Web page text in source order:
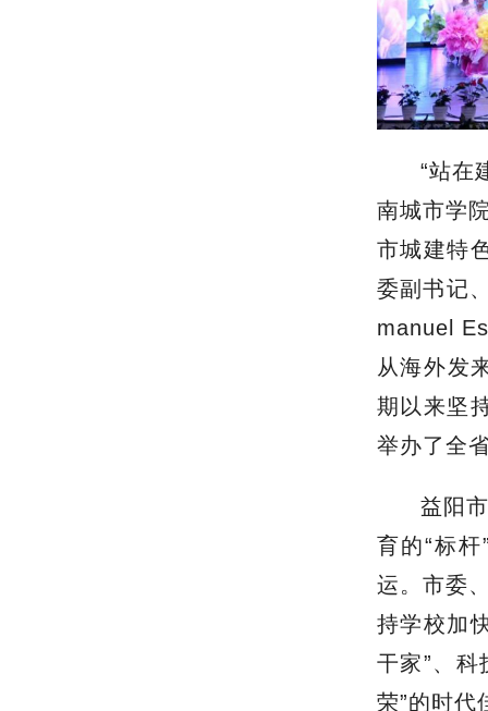
“站在
南城市学
市城建特
委副书记
manuel
从海外发
期以来坚
举办了全
益阳
育的“标
运。市委
持学校加
干家”、科
荣”的时代